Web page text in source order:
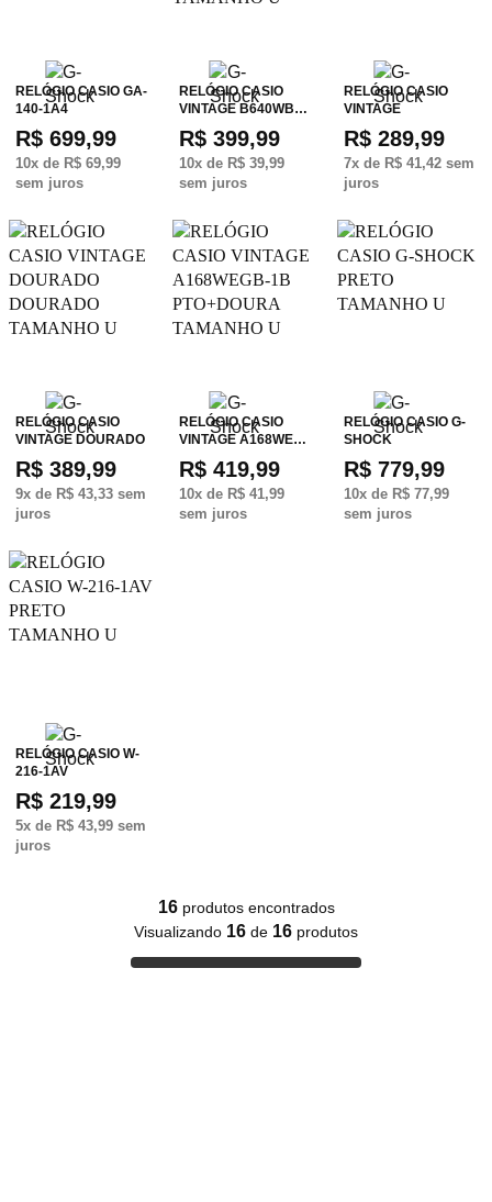
RELÓGIO CASIO GA-
140-1A4
R$ 699,99
10x de R$ 69,99
sem juros
RELÓGIO CASIO
VINTAGE B640WB…
R$ 399,99
10x de R$ 39,99
sem juros
RELÓGIO CASIO
VINTAGE
R$ 289,99
7x de R$ 41,42sem
juros
RELÓGIO CASIO
VINTAGE DOURADO
R$ 389,99
9x de R$ 43,33 sem
juros
RELÓGIO CASIO
VINTAGE A168WE…
R$ 419,99
10x de R$ 41,99
sem juros
RELÓGIO CASIO G-
SHOCK
R$ 779,99
10x de R$ 77,99
sem juros
RELÓGIO CASIO W-
216-1AV
R$ 219,99
5x de R$ 43,99 sem
juros
16produtos encontrados
Visualizando 16 de 16 produtos